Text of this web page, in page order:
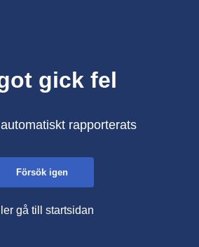
gick fel
rapporterats
Försök igen
gå till startsidan